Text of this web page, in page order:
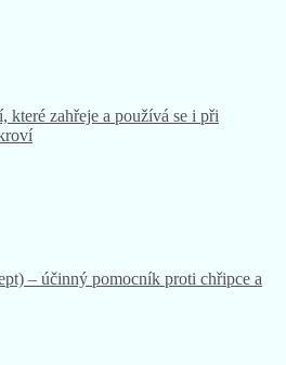
které zahřeje a používá se i při
– účinný pomocník proti chřipce a